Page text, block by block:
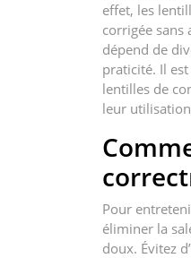
effet, les
corrigée sans
dépend de
praticité. Il
lentilles de
leur
Pour
éliminer la
doux. Évitez